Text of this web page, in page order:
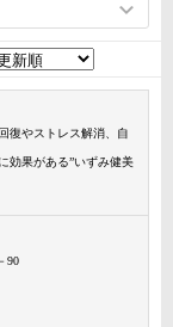
復やストレス解消、自
効果がある”いずみ健美
90